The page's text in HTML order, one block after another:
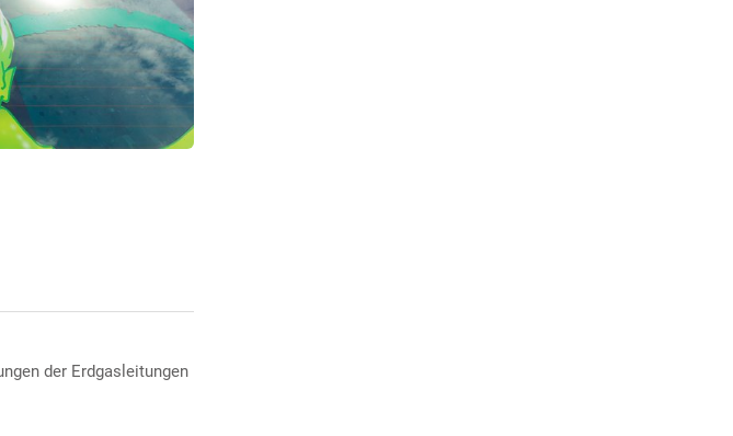
der Erdgasleitungen